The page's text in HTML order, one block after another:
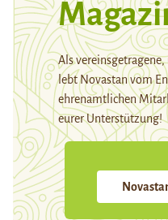
Als
lebt Novastan vom
ehrenamtlichen
eurer Unterstützung!